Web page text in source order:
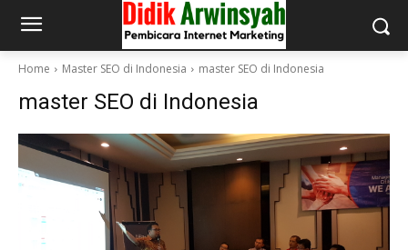
Home Master SEO di Indonesia master SEO di Indonesia
master SEO di Indonesia